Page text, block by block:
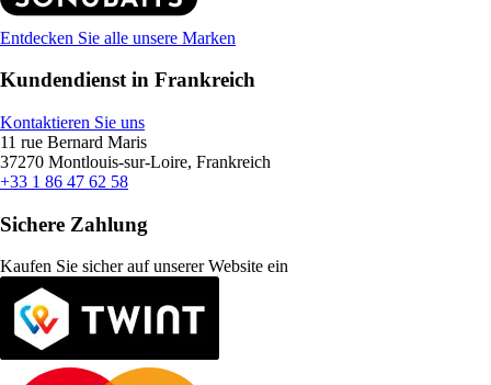
Entdecken Sie alle unsere Marken
Kundendienst in Frankreich
Kontaktieren Sie uns
11 rue Bernard Maris
37270 Montlouis-sur-Loire, Frankreich
+33 1 86 47 62 58
Sichere Zahlung
Kaufen Sie sicher auf unserer Website ein